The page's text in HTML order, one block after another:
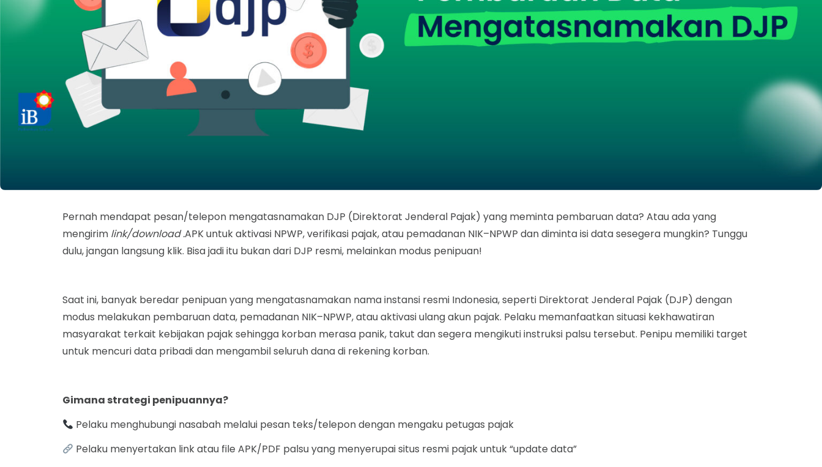
Pernah mendapat pesan/telepon mengatasnamakan DJP (Direktorat Jenderal Pajak) yang meminta pembaruan data? Atau ada yang
mengirim link/download .APK untuk aktivasi NPWP, verifikasi pajak, atau pemadanan NIK–NPWP dan diminta isi data sesegera mungkin? Tunggu
dulu, jangan langsung klik. Bisa jadi itu bukan dari DJP resmi, melainkan modus penipuan!
Saat ini, banyak beredar penipuan yang mengatasnamakan nama instansi resmi Indonesia, seperti Direktorat Jenderal Pajak (DJP) dengan
modus melakukan pembaruan data, pemadanan NIK–NPWP, atau aktivasi ulang akun pajak. Pelaku memanfaatkan situasi kekhawatiran
masyarakat terkait kebijakan pajak sehingga korban merasa panik, takut dan segera mengikuti instruksi palsu tersebut. Penipu memiliki target
untuk mencuri data pribadi dan mengambil seluruh dana di rekening korban.
Gimana strategi penipuannya?
Pelaku menghubungi nasabah melalui pesan teks/telepon dengan mengaku petugas pajak
Pelaku menyertakan link atau file APK/PDF palsu yang menyerupai situs resmi pajak untuk “update data”